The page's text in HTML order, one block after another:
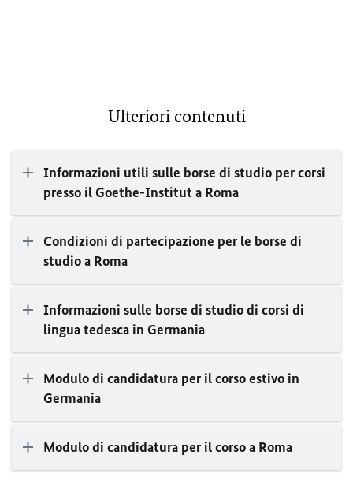
Ulteriori contenuti
Informazioni utili sulle borse di studio per corsi
presso il Goethe-Institut a Roma
Condizioni di partecipazione per le borse di
studio a Roma
Informazioni sulle borse di studio di corsi di
lingua tedesca in Germania
Modulo di candidatura per il corso estivo in
Germania
Modulo di candidatura per il corso a Roma